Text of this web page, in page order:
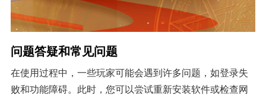
问题答疑和常见问题
在使用过程中，一些玩家可能会遇到许多问题，如登录失
败和功能障碍。此时，您可以尝试重新安装软件或检查网